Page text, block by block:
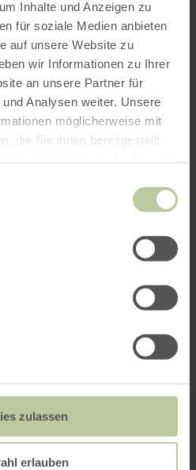
Inhalte und Anzeigen zu
für soziale Medien anbieten
auf unsere Website zu
wir Informationen zu Ihrer
an unsere Partner für
Analysen weiter. Unsere
möglicherweise mit
die Sie ihnen bereitgestellt
zulassen
erlauben
shop: beef and pork,
smoked products
vegetables,
dairy products
honey, blossom
solution.
produce market does not